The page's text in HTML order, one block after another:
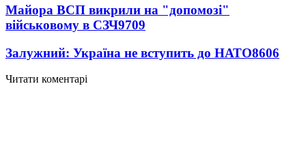
Майора ВСП викрили на "допомозі"
військовому в СЗЧ9709
Залужний: Україна не вступить до НАТО8606
Читати коментарі